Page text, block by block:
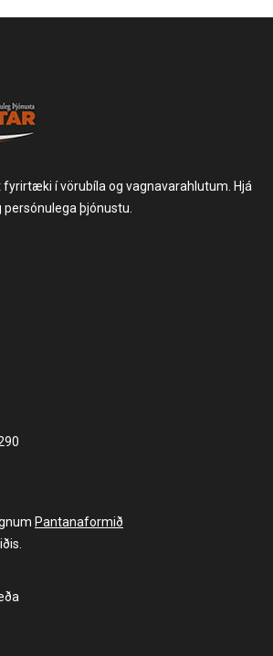
í vörubíla og vagnavarahlutum. Hjá
þjónustu.
Pantanaformið